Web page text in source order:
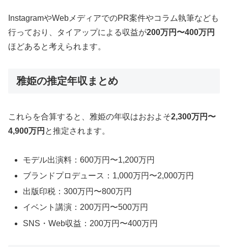
InstagramやWebメディアでのPR案件やコラム執筆なども
行っており、タイアップによる収益が200万円〜400万円
ほどあると考えられます。
雅姫の推定年収まとめ
これらを合算すると、雅姫の年収はおおよそ2,300万円〜
4,900万円 と推定されます。
モデル出演料：600万円〜1,200万円
ブランドプロデュース：1,000万円〜2,000万円
出版印税：300万円〜800万円
イベント講演：200万円〜500万円
SNS・Web収益：200万円〜400万円